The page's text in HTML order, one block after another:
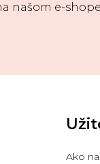
našom e-
Ako